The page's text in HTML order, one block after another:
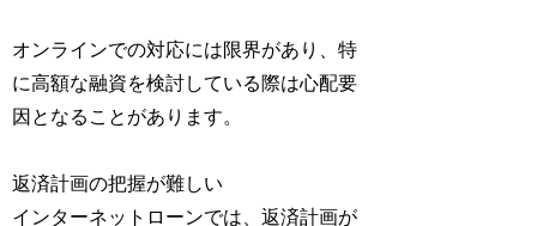
オンラインでの対応には限界があり、特
に高額な融資を検討している際は心配要
因となることがあります。
返済計画の把握が難しい
インターネットローンでは、返済計画が